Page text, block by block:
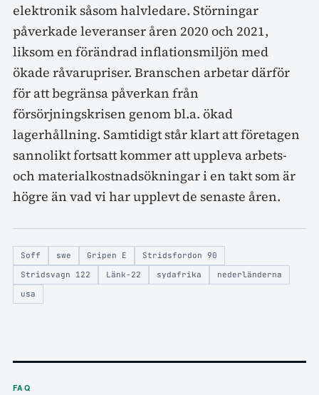
elektronik såsom halvledare. Störningar
påverkade leveranser åren 2020 och 2021,
liksom en förändrad inflationsmiljön med
ökade råvarupriser. Branschen arbetar därför
för att begränsa påverkan från
försörjningskrisen genom bl.a. ökad
lagerhållning. Samtidigt står klart att företagen
sannolikt fortsatt kommer att uppleva arbets-
och materialkostnadsökningar i en takt som är
högre än vad vi har upplevt de senaste åren.
Soff swe Gripen E
Stridsfordon 90
Stridsvagn 122
Länk-22 sydafrika
nederländerna
usa
FAQ